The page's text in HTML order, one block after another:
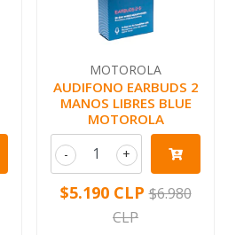
MOTOROLA
AUDIFONO EARBUDS 2
MANOS LIBRES BLUE
MOTOROLA
+
-
$5.190 CLP $6.980
CLP